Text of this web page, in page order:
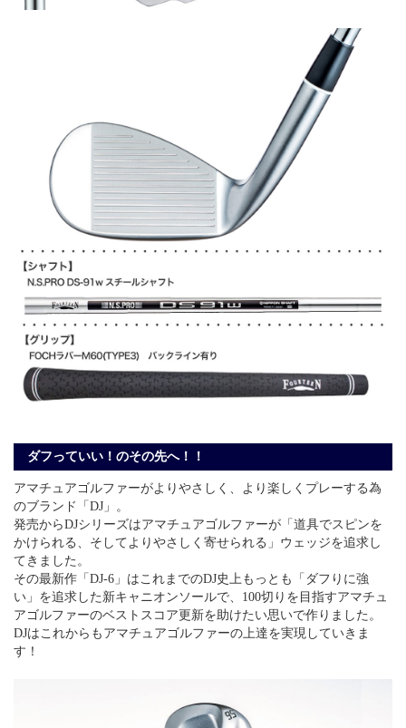
ダフっていい！のその先へ！！
アマチュアゴルファーがよりやさしく、より楽しくプレーする為
のブランド「DJ」。
発売からDJシリーズはアマチュアゴルファーが「道具でスピンを
かけられる、そしてよりやさしく寄せられる」ウェッジを追求し
てきました。
その最新作「DJ-6」はこれまでのDJ史上もっとも「ダフりに強
い」を追求した新キャニオンソールで、100切りを目指すアマチュ
アゴルファーのベストスコア更新を助けたい思いで作りました。
DJはこれからもアマチュアゴルファーの上達を実現していきま
す！